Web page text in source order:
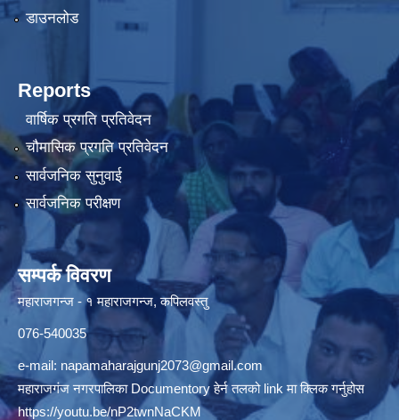
डाउनलोड
Reports
वार्षिक प्रगति प्रतिवेदन
चौमासिक प्रगति प्रतिवेदन
सार्वजनिक सुनुवाई
सार्वजनिक परीक्षण
सम्पर्क विवरण
महाराजगन्ज - १ महाराजगन्ज, कपिलवस्तु
076-540035
e-mail: napamaharajgunj2073@gmail.com
महाराजगंज नगरपालिका Documentory हेर्न तलको link मा क्लिक गर्नुहोस
https://youtu.be/nP2twnNaCKM